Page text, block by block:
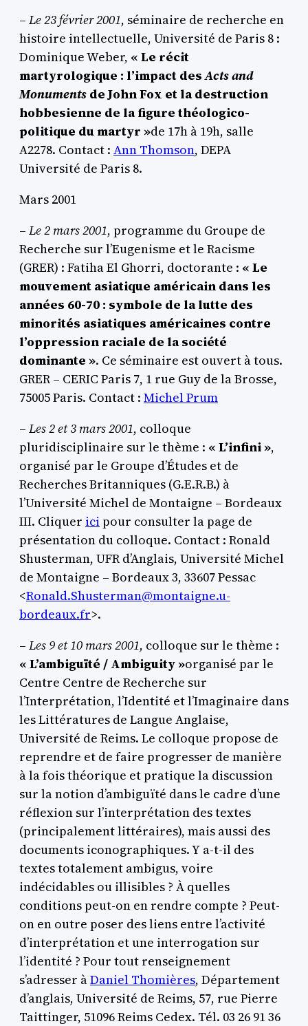
– Le 23 février 2001, séminaire de recherche en
histoire intellectuelle, Université de Paris 8 :
Dominique Weber, « Le récit
martyrologique : l’impact desActs and
Monuments de John Fox et la destruction
hobbesienne de la figure théologico-
politique du martyr »de 17h à 19h, salle
A2278. Contact : Ann Thomson, DEPA
Université de Paris 8.
Mars 2001
– Le 2 mars 2001, programme du Groupe de
Recherche sur l’Eugenisme et le Racisme
(GRER) : Fatiha El Ghorri, doctorante : « Le
mouvement asiatique américain dans les
années 60-70 : symbole de la lutte des
minorités asiatiques américaines contre
l’oppression raciale de la société
dominante ». Ce séminaire est ouvert à tous.
GRER – CERIC Paris 7, 1 rue Guy de la Brosse,
75005 Paris. Contact : Michel Prum
– Les 2 et 3 mars 2001, colloque
pluridisciplinaire sur le thème : « L’infini »,
organisé par le Groupe d’Études et de
Recherches Britanniques (G.E.R.B.) à
l’Université Michel de Montaigne – Bordeaux
III. Cliquer ici pour consulter la page de
présentation du colloque. Contact : Ronald
Shusterman, UFR d’Anglais, Université Michel
de Montaigne – Bordeaux 3, 33607 Pessac
<Ronald.Shusterman@montaigne.u-
bordeaux.fr>.
– Les 9 et 10 mars 2001, colloque sur le thème :
« L’ambiguïté / Ambiguity »organisé par le
Centre Centre de Recherche sur
l’Interprétation, l’Identité et l’Imaginaire dans
les Littératures de Langue Anglaise,
Université de Reims. Le colloque propose de
reprendre et de faire progresser de manière
à la fois théorique et pratique la discussion
sur la notion d’ambiguïté dans le cadre d’une
réflexion sur l’interprétation des textes
(principalement littéraires), mais aussi des
documents iconographiques. Y a-t-il des
textes totalement ambigus, voire
indécidables ou illisibles ? À quelles
conditions peut-on en rendre compte ? Peut-
on en outre poser des liens entre l’activité
d’interprétation et une interrogation sur
l’identité ? Pour tout renseignement
s’adresser àDaniel Thomières, Département
d’anglais, Université de Reims, 57, rue Pierre
Taittinger, 51096 Reims Cedex. Tél. 03 26 91 36